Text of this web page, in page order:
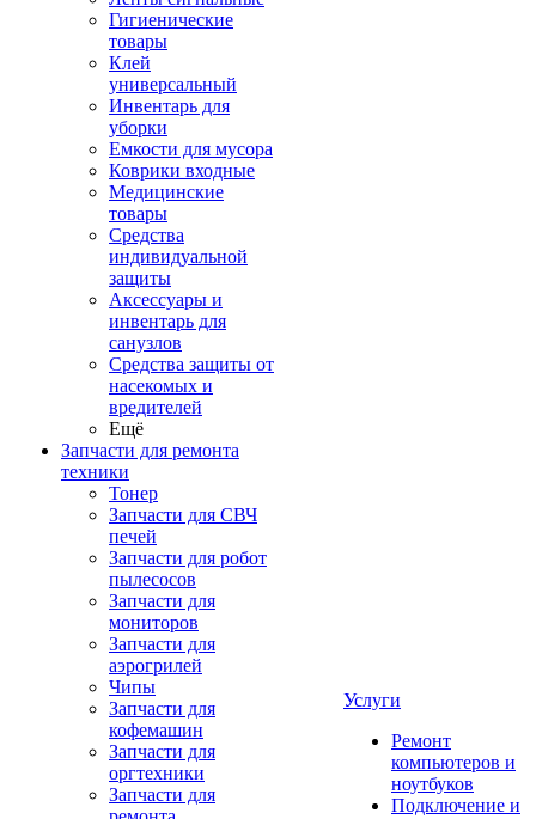
Гигиенические
товары
Клей
универсальный
Инвентарь для
уборки
Емкости для мусора
Коврики входные
Медицинские
товары
Средства
индивидуальной
защиты
Аксессуары и
инвентарь для
санузлов
Средства защиты от
насекомых и
вредителей
Ещё
Запчасти для ремонта
техники
Тонер
Запчасти для СВЧ
печей
Запчасти для робот
пылесосов
Запчасти для
мониторов
Запчасти для
аэрогрилей
Чипы
Запчасти для
кофемашин
Запчасти для
оргтехники
Запчасти для
Услуги
Ремонт
компьютеров и
ноутбуков
Подключение и